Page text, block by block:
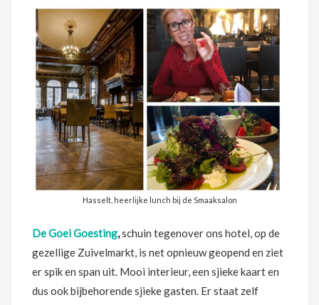
Hasselt, heerlijke lunch bij de Smaaksalon
De Goei Goesting,schuin tegenover ons hotel, op de
gezellige Zuivelmarkt, is net opnieuw geopend en ziet
er spik en span uit. Mooi interieur, een sjieke kaart en
dus ook bijbehorende sjieke gasten. Er staat zelf